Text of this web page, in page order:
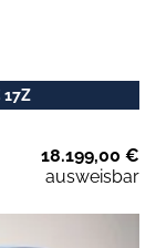
17Z
18.199,00 €
ausweisbar